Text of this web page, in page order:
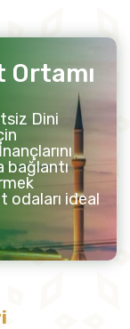
Dini
bağlantı
odaları ideal